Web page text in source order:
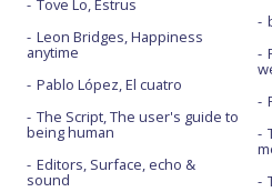
Tove Lo, Estrus
Leon Bridges, Happiness
anytime
Pablo López, El cuatro
The Script, The user's guide to
being human
Editors, Surface, echo &
sound